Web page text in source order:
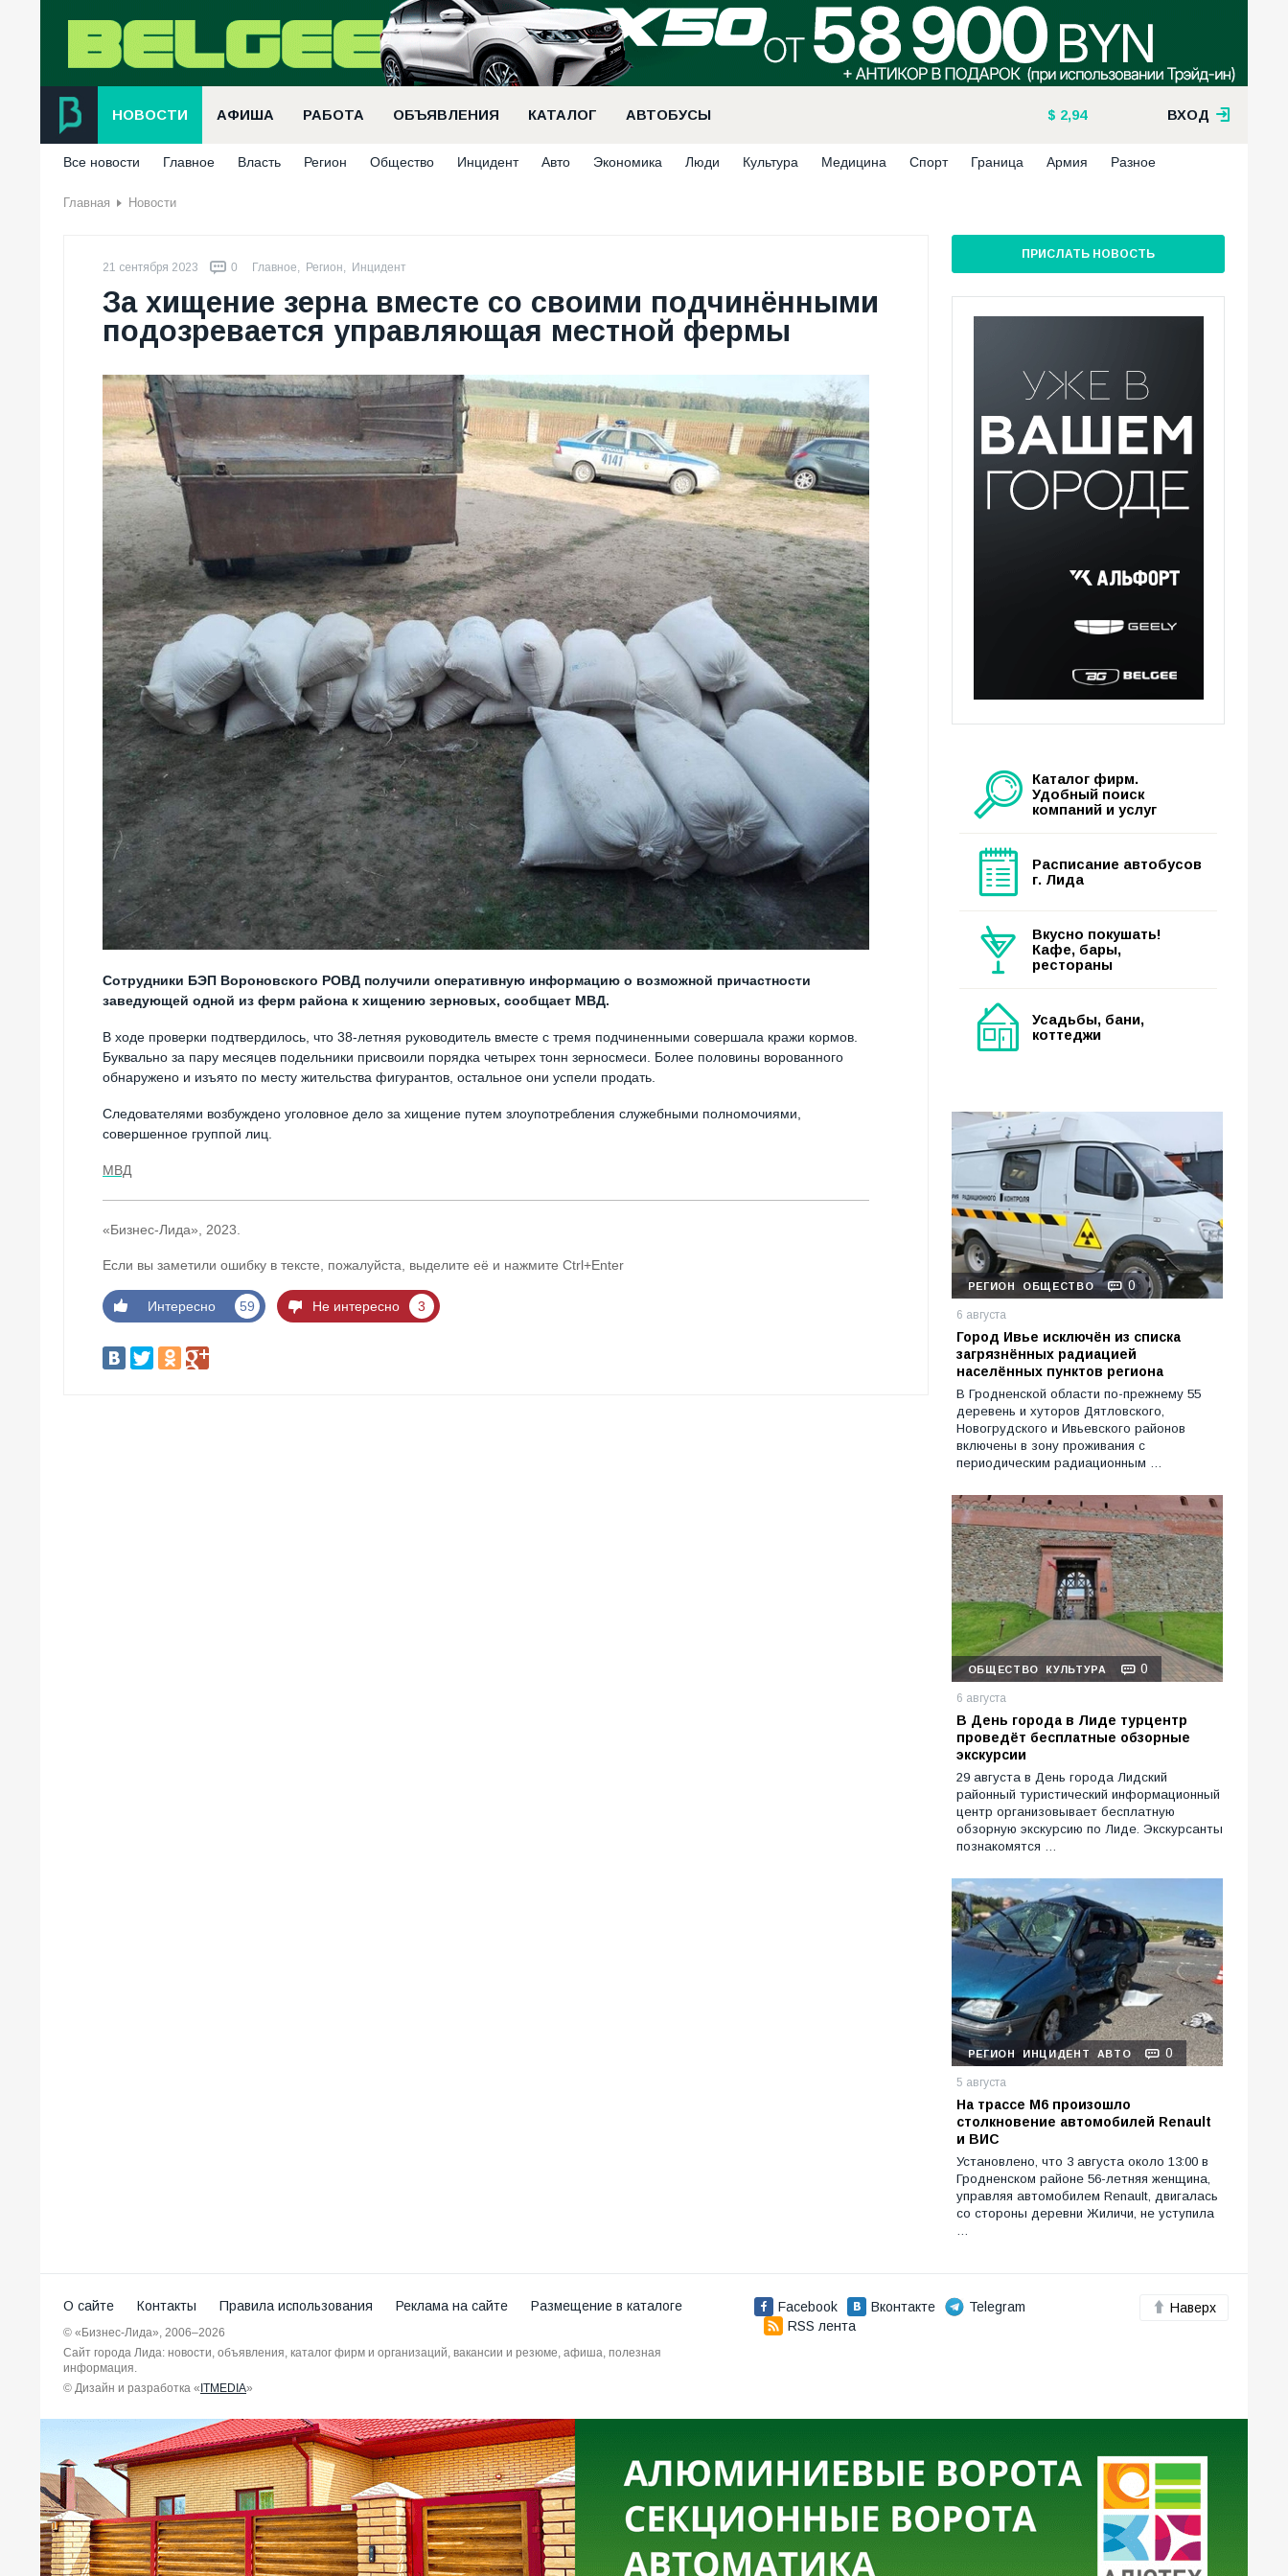
НОВОСТИ АФИША РАБОТА ОБЪЯВЛЕНИЯ КАТАЛОГ АВТОБУСЫ 2,94 ВХОД
Все новости Главное Власть Регион Общество Инцидент Авто Экономика Люди Культура Медицина Спорт Граница Армия Разное
Главная Новости
21 сентября 2023 0 Главное, Регион, Инцидент
За хищение зерна вместе со своими подчинёнными
подозревается управляющая местной фермы
Сотрудники БЭП Вороновского РОВД получили оперативную информацию о возможной причастности
заведующей одной из ферм района к хищению зерновых, сообщает МВД.
В ходе проверки подтвердилось, что 38-летняя руководитель вместе с тремя подчиненными совершала кражи кормов.
Буквально за пару месяцев подельники присвоили порядка четырех тонн зерносмеси. Более половины ворованного
обнаружено и изъято по месту жительства фигурантов, остальное они успели продать.
Следователями возбуждено уголовное дело за хищение путем злоупотребления служебными полномочиями,
совершенное группой лиц.
МВД
«Бизнес-Лида», 2023.
Если вы заметили ошибку в тексте, пожалуйста, выделите её и нажмите Ctrl+Enter
Интересно 59 Не интересно 3
ПРИСЛАТЬ НОВОСТЬ
Каталог фирм.
Удобный поиск
компаний и услуг
Расписание автобусов
г. Лида
Вкусно покушать!
Кафе, бары,
рестораны
Усадьбы, бани,
коттеджи
РЕГИОН ОБЩЕСТВО 0
6 августа
Город Ивье исключён из списка
загрязнённых радиацией
населённых пунктов региона
В Гродненской области по-прежнему 55
деревень и хуторов Дятловского,
Новогрудского и Ивьевского районов
включены в зону проживания с
периодическим радиационным …
ОБЩЕСТВО КУЛЬТУРА 0
6 августа
В День города в Лиде турцентр
проведёт бесплатные обзорные
экскурсии
29 августа в День города Лидский
районный туристический информационный
центр организовывает бесплатную
обзорную экскурсию по Лиде. Экскурсанты
познакомятся …
РЕГИОН ИНЦИДЕНТ АВТО 0
5 августа
На трассе М6 произошло
столкновение автомобилей Renault
и ВИС
Установлено, что 3 августа около 13:00 в
Гродненском районе 56-летняя женщина,
управляя автомобилем Renault, двигалась
со стороны деревни Жиличи, не уступила
О сайте Контакты Правила использования Реклама на сайте Размещение в каталоге
© «Бизнес-Лида», 2006–2026
Сайт города Лида: новости, объявления, каталог фирм и организаций, вакансии и резюме, афиша, полезная
информация.
© Дизайн и разработка «ITMEDIA»
Facebook Вконтакте
Telegram
RSS лента
Наверх